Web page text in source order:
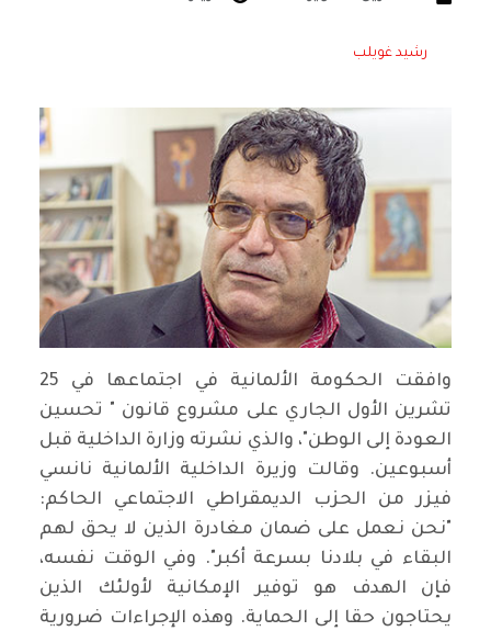
رشيد غويلب
وافقت الحكومة الألمانية في اجتماعها في 25
تشرين الأول الجاري على مشروع قانون " تحسين
العودة إلى الوطن"، والذي نشرته وزارة الداخلية قبل
أسبوعين. وقالت وزيرة الداخلية الألمانية نانسي
فيزر من الحزب الديمقراطي الاجتماعي الحاكم:
"نحن نعمل على ضمان مغادرة الذين لا يحق لهم
البقاء في بلادنا بسرعة أكبر". وفي الوقت نفسه،
فإن الهدف هو توفير الإمكانية لأولئك الذين
يحتاجون حقا إلى الحماية. وهذه الإجراءات ضرورية